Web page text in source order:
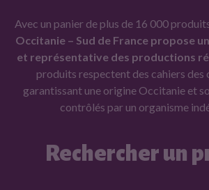
Avec un panier de plus de 16 000
Occitanie – Sud de France propose
et représentative des productions
produits respectent des cahiers des
garantissant une origine Occitanie et
contrôlés par un organisme
Rechercher un